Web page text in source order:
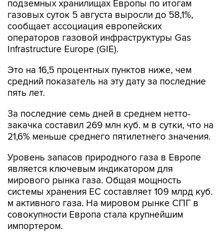
подземных хранилищах Европы по итогам
газовых суток 5 августа выросли до 58,1%,
сообщает ассоциация европейских
операторов газовой инфраструктуры Gas
Infrastructure Europe (GIE).
Это на 16,5 процентных пунктов ниже, чем
средний показатель на эту дату за последние
пять лет.
За последние семь дней в среднем нетто-
закачка составил 269 млн куб. м в сутки, что на
21,6% меньше среднего пятилетнего значения.
Уровень запасов природного газа в Европе
является ключевым индикатором для
мирового рынка газа. Общая мощность
системы хранения ЕС составляет 109 млрд куб.
м активного газа. На мировом рынке СПГ в
совокупности Европа стала крупнейшим
импортером.